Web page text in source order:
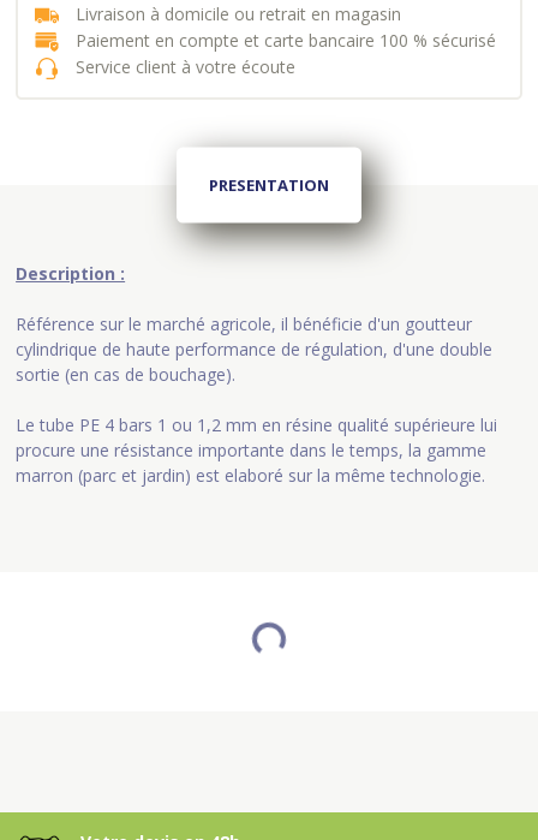
Livraison à domicile ou retrait en magasin
Paiement en compte et carte bancaire 100 % sécurisé
Service client à votre écoute
PRESENTATION
Description :
Référence sur le marché agricole, il bénéficie d'un goutteur
cylindrique de haute performance de régulation, d'une double
sortie (en cas de bouchage).
Le tube PE 4 bars 1 ou 1,2 mm en résine qualité supérieure lui
procure une résistance importante dans le temps, la gamme
marron (parc et jardin) est elaboré sur la même technologie.